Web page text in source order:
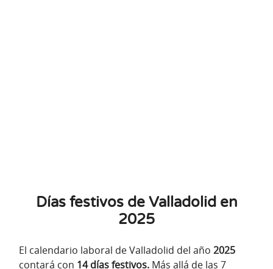
Días festivos de Valladolid en
2025
El calendario laboral de Valladolid del año 2025
contará con 14 días festivos. Más allá de las 7